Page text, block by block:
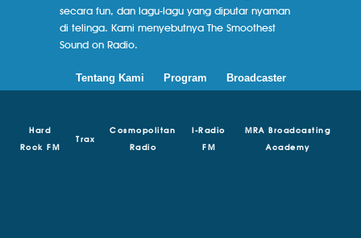
secara fun, dan lagu-lagu yang diputar nyaman
di telinga. Kami menyebutnya The Smoothest
Sound on Radio.
Tentang Kami Program Broadcaster
Hard
Rock FM
Trax
Cosmopolitan
Radio
I-Radio
FM
MRA Broadcasting
Academy